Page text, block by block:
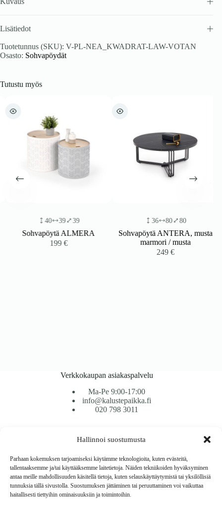
Hallinnoi suostumusta
Parhaan kokemuksen tarjoamiseksi käytämme teknologioita, kuten evästeitä,
tallentaaksemme ja/tai käyttääksemme laitetietoja. Näiden tekniikoiden hyväksyminen
antaa meille mahdollisuuden käsitellä tietoja, kuten selauskäyttäytymistä tai yksilöllisiä
tunnuksia tällä sivustolla. Suostumuksen jättäminen tai peruuttaminen voi vaikuttaa
haitallisesti tiettyihin ominaisuuksiin ja toimintoihin.
Lisätiedot
Tuotetunnus (SKU): V-PL-NEA_KWADRAT-LAW-VOTAN
Osasto: Sohvapöydät
Tutustu myös
40 39 39
Sohvapöytä ALMERA
199€
36 80 80
Sohvapöytä ANTERA, musta
marmori / musta
249€
Verkkokaupan asiakaspalvelu
Ma-Pe 9:00-17:00
info@kalustepaikka.fi
020 798 3011
Maksutavat
Vaihto ja palautus
Reklamaatiot
Tietoa